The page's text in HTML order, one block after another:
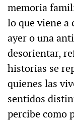
memoria
lo que viene a
ayer o una
desorientar,
historias se
quienes las
sentidos
percibe como